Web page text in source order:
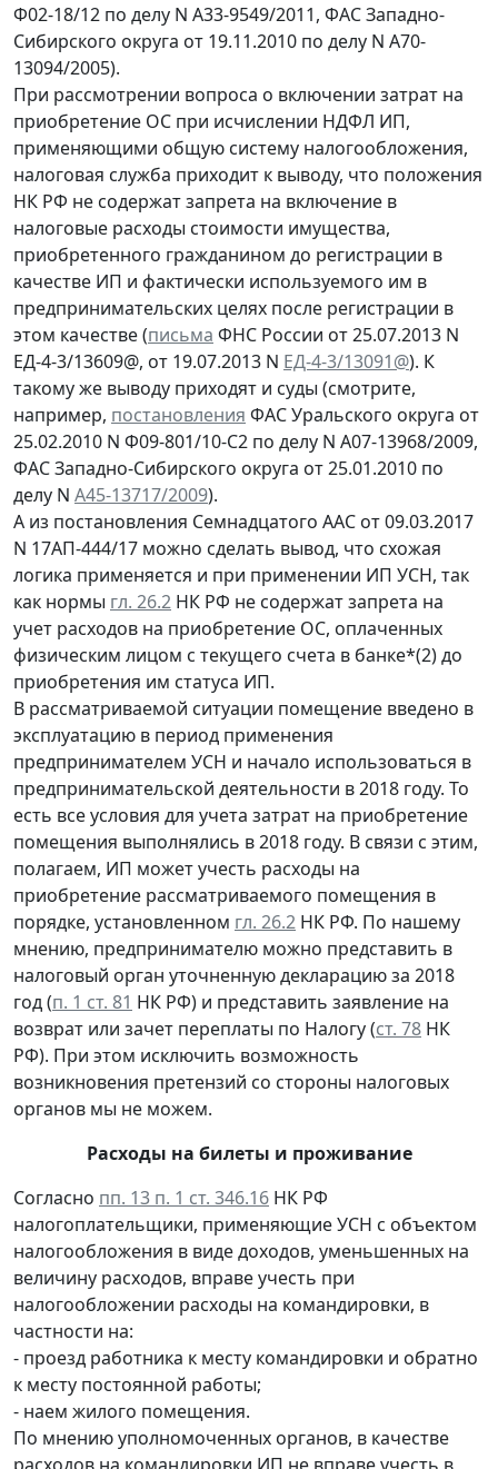
Ф02-18/12 по делу N А33-9549/2011, ФАС Западно-
Сибирского округа от 19.11.2010 по делу N А70-
13094/2005).
При рассмотрении вопроса о включении затрат на
приобретение ОС при исчислении НДФЛ ИП,
применяющими общую систему налогообложения,
налоговая служба приходит к выводу, что положения
НК РФ не содержат запрета на включение в
налоговые расходы стоимости имущества,
приобретенного гражданином до регистрации в
качестве ИП и фактически используемого им в
предпринимательских целях после регистрации в
этом качестве (письма ФНС России от 25.07.2013 N
ЕД-4-3/13609@, от 19.07.2013 N ЕД-4-3/13091@). К
такому же выводу приходят и суды (смотрите,
например, постановления ФАС Уральского округа от
25.02.2010 N Ф09-801/10-С2 по делу N А07-13968/2009,
ФАС Западно-Сибирского округа от 25.01.2010 по
делу N А45-13717/2009).
А из постановления Семнадцатого ААС от 09.03.2017
N 17АП-444/17 можно сделать вывод, что схожая
логика применяется и при применении ИП УСН, так
как нормы гл. 26.2 НК РФ не содержат запрета на
учет расходов на приобретение ОС, оплаченных
физическим лицом с текущего счета в банке*(2) до
приобретения им статуса ИП.
В рассматриваемой ситуации помещение введено в
эксплуатацию в период применения
предпринимателем УСН и начало использоваться в
предпринимательской деятельности в 2018 году. То
есть все условия для учета затрат на приобретение
помещения выполнялись в 2018 году. В связи с этим,
полагаем, ИП может учесть расходы на
приобретение рассматриваемого помещения в
порядке, установленном гл. 26.2 НК РФ. По нашему
мнению, предпринимателю можно представить в
налоговый орган уточненную декларацию за 2018
год (п. 1 ст. 81 НК РФ) и представить заявление на
возврат или зачет переплаты по Налогу (ст. 78 НК
РФ). При этом исключить возможность
возникновения претензий со стороны налоговых
органов мы не можем.
Расходы на билеты и проживание
Согласно пп. 13 п. 1 ст. 346.16 НК РФ
налогоплательщики, применяющие УСН с объектом
налогообложения в виде доходов, уменьшенных на
величину расходов, вправе учесть при
налогообложении расходы на командировки, в
частности на:
- проезд работника к месту командировки и обратно
к месту постоянной работы;
- наем жилого помещения.
По мнению уполномоченных органов, в качестве